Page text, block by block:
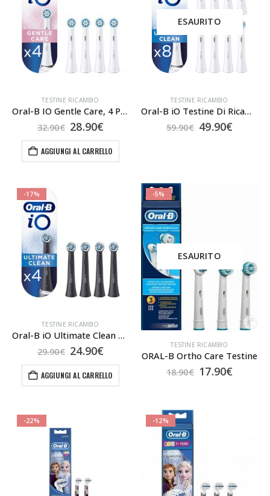
TESTINE RICAMBIO
Oral-B IO Gentle Care, 4 Pezzi
32.90€ Il
prezzo
originale
era:
28.90€Il
prezzo
attuale
è:
AGGIUNGI AL CARRELLO
ESAURITO
TESTINE RICAMBIO
Oral-B iO Testine Di Ricambio Ultimate bianche X8
59.90€ Il
49.90€Il
-17%
TESTINE RICAMBIO
Oral-B iO Ultimate Clean Nere , 4 Pezzi
29.90€ Il
prezzo
originale
era:
24.90€Il
prezzo
attuale
è:
AGGIUNGI AL CARRELLO
-5%
ESAURITO
TESTINE RICAMBIO
ORAL-B Ortho Care Testine
18.90€ Il
17.90€Il
-22% -12%